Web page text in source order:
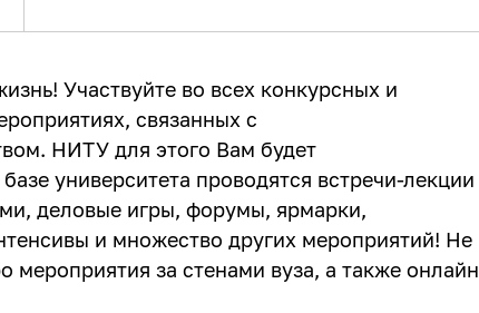
Участвуйте во всех конкурсных и
связанных с
НИТУ для этого Вам будет
университета проводятся встречи-лекции
деловые игры, форумы, ярмарки,
и множество других мероприятий! Не
мероприятия за стенами вуза, а также онлайн